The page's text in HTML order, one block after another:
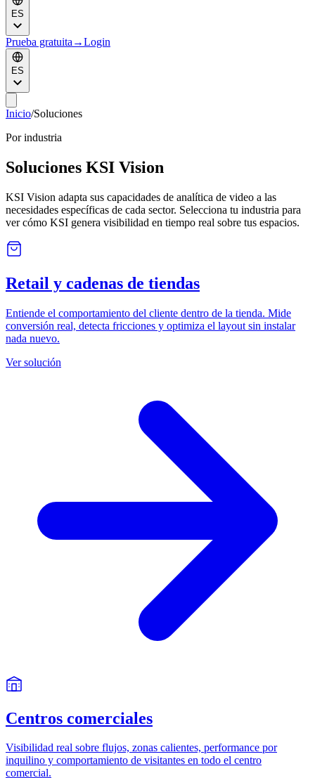
ES
Prueba gratuita →Login
ES
Inicio/Soluciones
Por industria
Soluciones KSI Vision
KSI Vision adapta sus capacidades de analítica de video a las
necesidades específicas de cada sector. Selecciona tu industria para
ver cómo KSI genera visibilidad en tiempo real sobre tus espacios.
Retail y cadenas de tiendas
Entiende el comportamiento del cliente dentro de la tienda. Mide
conversión real, detecta fricciones y optimiza el layout sin instalar
nada nuevo.
Ver solución
Centros comerciales
Visibilidad real sobre flujos, zonas calientes, performance por
inquilino y comportamiento de visitantes en todo el centro
comercial.